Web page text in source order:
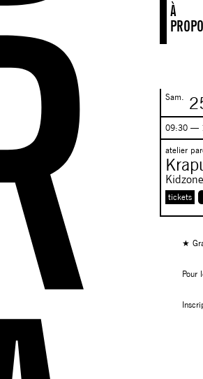
À
Sam.
09:30 —
atelier
Kidzone
tickets
★
Pour